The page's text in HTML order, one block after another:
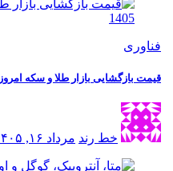
فناوری
قیمت بازگشایی بازار طلا و سکه امروز ۱۵ مردادماه ۱۴۰۵
خط رند مرداد ۱۶, ۱۴۰۵